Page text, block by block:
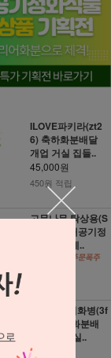
ILOVE파키라(zt2
6) 축하화분배달
개업 거실 집들..
45,000원
450원 적립
고무나무 탁상용(S
H_64) 실내공기정
화식물 미세..
무지개유리화병(3f
671) 축하화분배
달 개업 거실..
49,000원